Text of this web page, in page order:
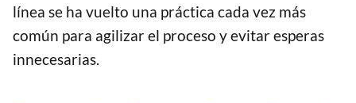
línea se ha vuelto una práctica cada vez más
común para agilizar el proceso y evitar esperas
innecesarias.